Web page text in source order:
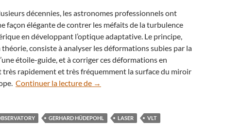
décennies, les astronomes professionnels ont
façon élégante de contrer les méfaits de la turbulence
en développant l’optique adaptative. Le principe,
théorie, consiste à analyser les déformations subies par la
étoile-guide, et à corriger ces déformations en
très rapidement et très fréquemment la surface du miroir
Continuer la lecture de Turbulence atmosphérique : des lasers pour
→
GERHARD HÜDEPOHL LASER VLT